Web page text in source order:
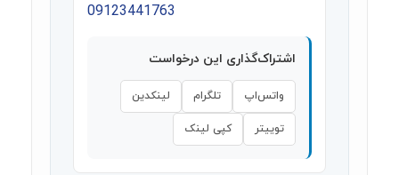
09123441763
اشتراک‌گذاری این درخواست
واتس‌اپ تلگرام لینکدین
توییتر کپی لینک